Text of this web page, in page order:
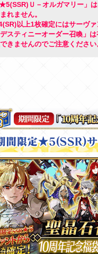
Ｕ－オルガマリー」
れません。
以上1枚確定にはサーヴァ
スティニーオーダー召喚」
きませんのでご注意ください